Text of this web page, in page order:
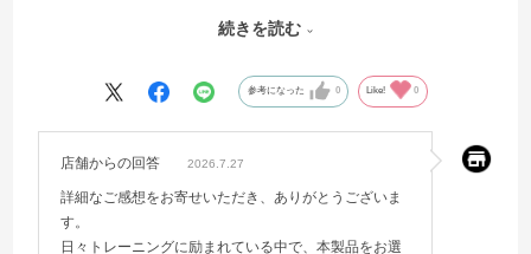
てこの「V4パワーネックレスネオプラス」を購入しました。
【使用感・サイズ感について】
非常に軽く、スポーツ中に着用していても全くストレスになりませ
ん。テニスの激しいストロークや、ウエイトトレーニングでハードに
動いても首元で暴れず、フィット感が抜群です。
着用し始めてから、ハードな練習後の首から肩にかけての重ダルさが
続きを読む
参考になった 0 Like! 0
店舗からの回答 2026.7.27
詳細なご感想をお寄せいただき、ありがとうございま
す。
日々トレーニングに励まれている中で、本製品をお選